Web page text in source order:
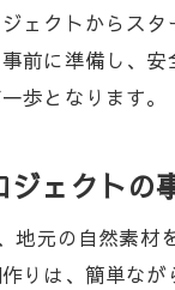
エコDIYを
浜松の豊かな自
浜松の素
地元の自
ェクトからス
前に準備し、
歩となります。
ジェクトの
地元の自然素
りは、簡単な